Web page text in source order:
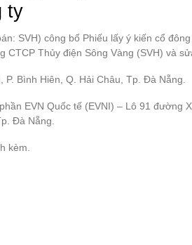
ty
SVH) công bố Phiếu lấy ý kiến cổ
Thủy điện Sông Vàng (SVH) và
Hiên, Q. Hải Châu, Tp. Đà Nẵng.
Quốc tế (EVNI) – Lô 91 đường
Nẵng.
kèm.